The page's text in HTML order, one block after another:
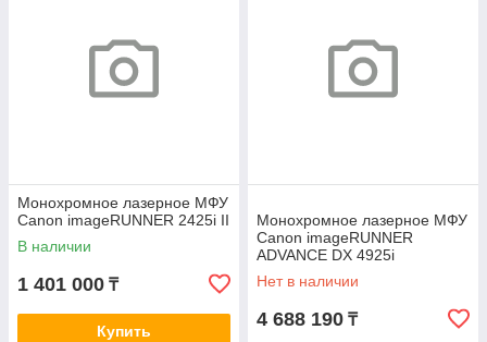
Монохромное лазерное МФУ
Canon imageRUNNER 2425i II
В наличии
1 401 000 ₸
Купить
Монохромное лазерное МФУ
Canon imageRUNNER
ADVANCE DX 4925i
Нет в наличии
4 688 190 ₸